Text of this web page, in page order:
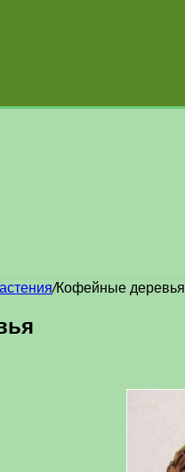
/Кофейные деревья